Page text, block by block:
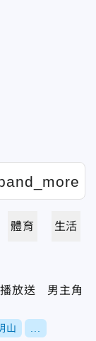
體育 生活
播放送 男主角
山